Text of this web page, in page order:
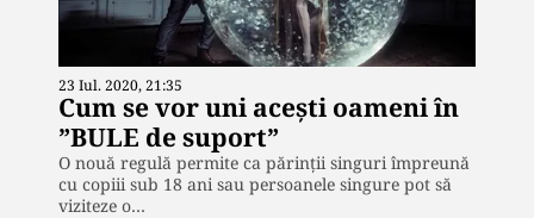
23 Iul. 2020, 21:35
Cum se vor uni acești oameni în
”BULE de suport”
O nouă regulă permite ca părinții singuri împreună
cu copiii sub 18 ani sau persoanele singure pot să
viziteze o…